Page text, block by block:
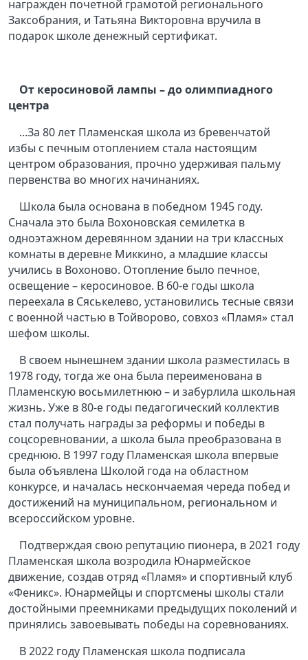
награжден почетной грамотой регионального
Заксобрания, и Татьяна Викторовна вручила в
подарок школе денежный сертификат.
От керосиновой лампы – до олимпиадного
центра
...За 80 лет Пламенская школа из бревенчатой
избы с печным отоплением стала настоящим
центром образования, прочно удерживая пальму
первенства во многих начинаниях.
Школа была основана в победном 1945 году.
Сначала это была Вохоновская семилетка в
одноэтажном деревянном здании на три классных
комнаты в деревне Миккино, а младшие классы
учились в Вохоново. Отопление было печное,
освещение – керосиновое. В 60-е годы школа
переехала в Сяськелево, установились тесные связи
с военной частью в Тойворово, совхоз «Пламя» стал
шефом школы.
В своем нынешнем здании школа разместилась в
1978 году, тогда же она была переименована в
Пламенскую восьмилетнюю – и забурлила школьная
жизнь. Уже в 80-е годы педагогический коллектив
стал получать награды за реформы и победы в
соцсоревновании, а школа была преобразована в
среднюю. В 1997 году Пламенская школа впервые
была объявлена Школой года на областном
конкурсе, и началась нескончаемая череда побед и
достижений на муниципальном, региональном и
всероссийском уровне.
Подтверждая свою репутацию пионера, в 2021 году
Пламенская школа возродила Юнармейское
движение, создав отряд «Пламя» и спортивный клуб
«Феникс». Юнармейцы и спортсмены школы стали
достойными преемниками предыдущих поколений и
принялись завоевывать победы на соревнованиях.
В 2022 году Пламенская школа подписала